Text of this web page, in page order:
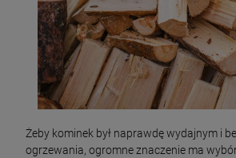
Żeby kominek był naprawdę wydajnym i
ogrzewania, ogromne znaczenie ma